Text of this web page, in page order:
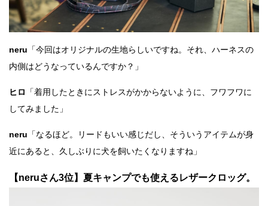
neru 「今回はオリジナルの生地らしいですね。それ、ハーネスの
内側はどうなっているんですか？」
ヒロ
「着用したときにストレスがかからないように、フワフワに
してみました」
neru 「なるほど。リードもいい感じだし、そういうアイテムが身
近にあると、久しぶりに犬を飼いたくなりますね」
【neruさん3位】夏キャンプでも使えるレザークロッグ。